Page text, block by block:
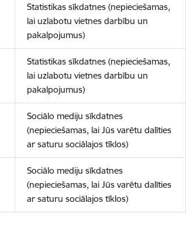
Statistikas sīkdatnes (nepieciešamas,
lai uzlabotu vietnes darbību un
pakalpojumus)
Statistikas sīkdatnes (nepieciešamas,
lai uzlabotu vietnes darbību un
pakalpojumus)
Sociālo mediju sīkdatnes
(nepieciešamas, lai Jūs varētu dalīties
ar saturu sociālajos tīklos)
Sociālo mediju sīkdatnes
(nepieciešamas, lai Jūs varētu dalīties
ar saturu sociālajos tīklos)